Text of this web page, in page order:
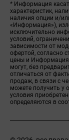
* Информация
характеристик,
наличия опции и/
«Информация»),
исключительно
условий,
зависимости от
офертой, согласно
цены и Информация
могут, без
отличаться от
продаж, в связи с
можете получить у
условия
определяются в